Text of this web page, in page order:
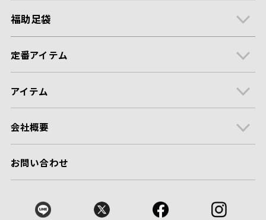
福助足袋
定番アイテム
アイテム
会社概要
お問い合わせ